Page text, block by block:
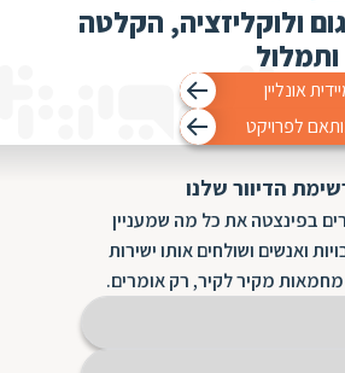
ולוקליזציה, הקלטה
ותמלול
אונליין
לפרויקט
הדיוור שלנו
בפינצטה את כל מה שמעניין
ואנשים ושולחים אותו ישירות
מקיר לקיר, רק אומרים.